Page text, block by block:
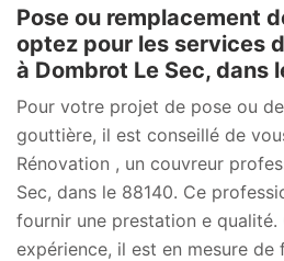
Pose ou remplacement
optez pour les services
à Dombrot Le Sec, dans
Pour votre projet de pose ou
gouttière, il est conseillé de
Rénovation , un couvreur
Sec, dans le 88140. Ce
fournir une prestation e qualité.
expérience, il est en mesure